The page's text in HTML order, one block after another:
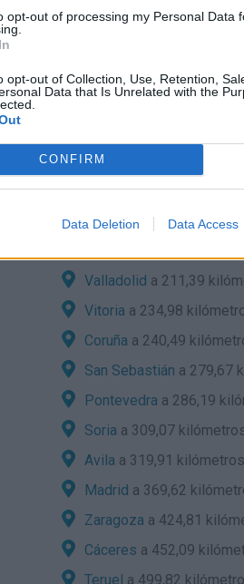
opt-out of processing my Personal Data
opt-out of Collection, Use, Retention,
Data that Is Unrelated with the
CONFIRM
Data Deletion Data Access
Sariego a 12,80
Caravia a 20,16 kilómetros
Sieroa 22,98 kilómetros
con gran población o capitales de
Leóna 95,78 kilómetros
Palenciaa 179,23
Valladolid a 211,39
Vitoria a 234,98
Coruña a 240,49
San Sebastián a 279,67
Pontevedra a 286,19
Soria a 309,07
Avila a 319,91 kilómetros
Madrid a 369,62
Zaragoza a 424,81
Cáceres a 452,09
Teruel a 499,82